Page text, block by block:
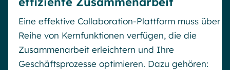
Eine effektive Collaboration-Plattform muss über
Reihe von Kernfunktionen verfügen, die die
Zusammenarbeit erleichtern und Ihre
Geschäftsprozesse optimieren. Dazu gehören: